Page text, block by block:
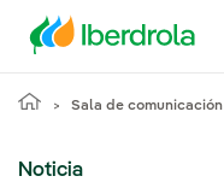
Sala de comunicación
Noticia